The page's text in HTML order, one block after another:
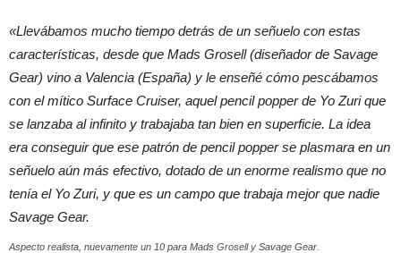
«Llevábamos mucho tiempo detrás de un señuelo con estas
características, desde que Mads Grosell (diseñador de Savage
Gear) vino a Valencia (España) y le enseñé cómo pescábamos
con el mítico Surface Cruiser, aquel pencil popper de Yo Zuri que
se lanzaba al infinito y trabajaba tan bien en superficie. La idea
era conseguir que ese patrón de pencil popper se plasmara en un
señuelo aún más efectivo, dotado de un enorme realismo que no
tenía el Yo Zuri, y que es un campo que trabaja mejor que nadie
Savage Gear.
Aspecto realista, nuevamente un 10 para Mads Grosell y Savage Gear.